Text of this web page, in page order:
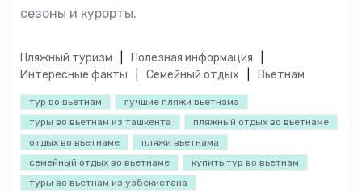
сезоны и курорты.
Пляжный туризм
Полезная информация
Интересные факты
Семейный отдых Вьетнам
тур во вьетнам
лучшие пляжи вьетнама
туры во вьетнам из ташкента
пляжный отдых во вьетнаме
отдых во вьетнаме
пляжи вьетнама
семейный отдых во вьетнаме
купить тур во вьетнам
туры во вьетнам из узбекистана